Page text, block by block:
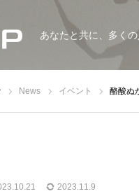
あなたと共に、多く
News イベント 酪酸ぬ
2023.11.9